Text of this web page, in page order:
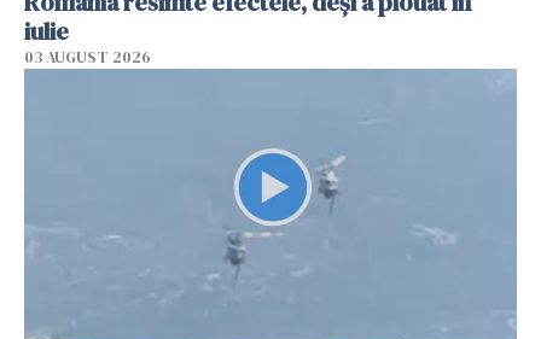
iulie
03 AUGUST 2026